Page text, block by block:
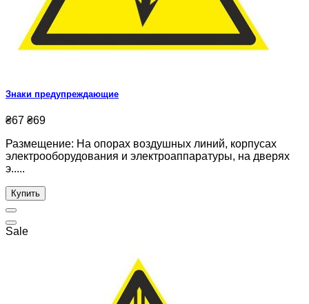
Знаки предупреждающие
₴67 ₴69
Размещение: На опорах воздушных линий, корпусах
электрооборудования и электроаппаратуры, на дверях
э.....
Купить
Sale